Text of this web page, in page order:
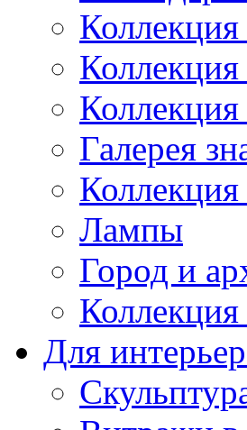
Галерея
Лампы
Город и
Для